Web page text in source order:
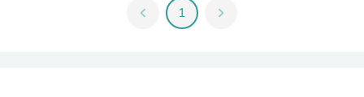
chevron_left 1 chevron_right